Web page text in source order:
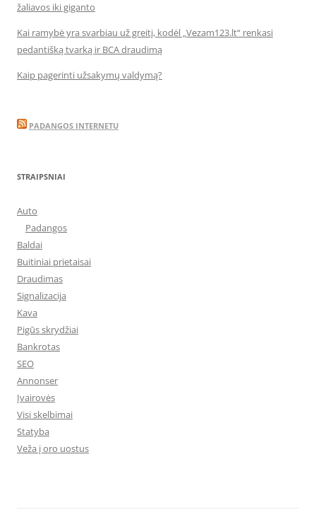
žaliavos iki giganto
Kai ramybė yra svarbiau už greitį, kodėl „Vezam123.lt“ renkasi
pedantišką tvarką ir BCA draudimą
Kaip pagerinti užsakymų valdymą?
PADANGOS INTERNETU
STRAIPSNIAI
Auto
Padangos
Baldai
Buitiniai prietaisai
Draudimas
Signalizacija
Kava
Pigūs skrydžiai
Bankrotas
SEO
Annonser
Įvairovės
Visi skelbimai
Statyba
Veža į oro uostus